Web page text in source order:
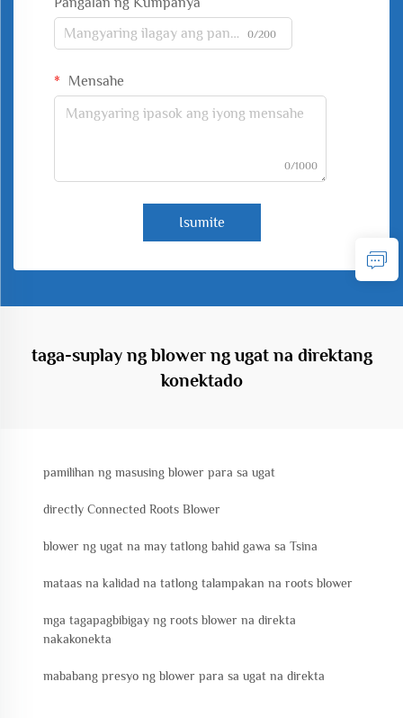
0/200
Mensahe
0/1000
Isumite
taga-suplay ng blower ng ugat na direktang
konektado
pamilihan ng masusing blower para sa ugat
directly Connected Roots Blower
blower ng ugat na may tatlong bahid gawa sa Tsina
mataas na kalidad na tatlong talampakan na roots blower
mga tagapagbibigay ng roots blower na direkta
nakakonekta
mababang presyo ng blower para sa ugat na direkta